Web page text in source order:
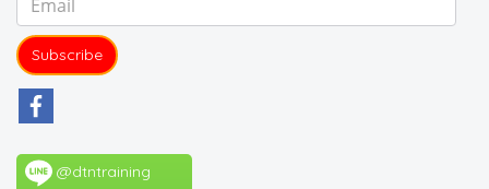
Subscribe
@dtntraining